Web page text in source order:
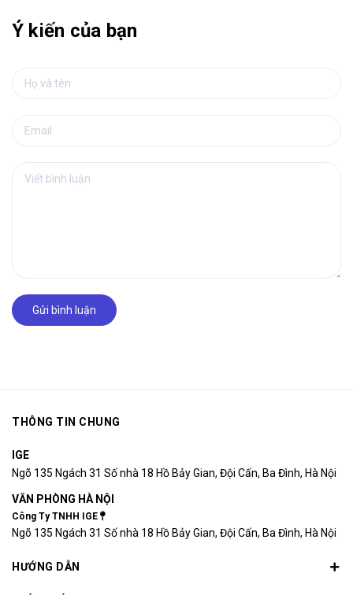
Ý kiến của bạn
Gửi bình luận
THÔNG TIN CHUNG
IGE
Ngõ 135 Ngách 31 Số nhà 18 Hồ Bảy Gian, Đội Cấn, Ba Đình, Hà Nội
VĂN PHÒNG HÀ NỘI
Công Ty TNHH IGE
Ngõ 135 Ngách 31 Số nhà 18 Hồ Bảy Gian, Đội Cấn, Ba Đình, Hà Nội
HƯỚNG DẪN